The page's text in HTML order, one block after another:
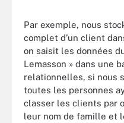
Par exemple, nous
complet d’un client
on saisit les données
Lemasson » dans une
relationnelles, si nous
toutes les personnes
classer les clients par
leur nom de famille et